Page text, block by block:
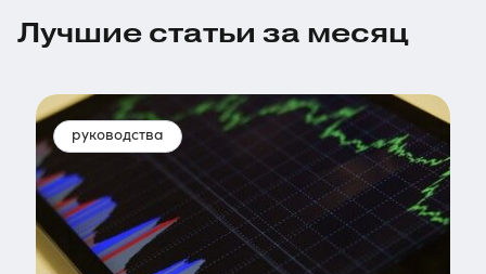
Лучшие статьи за месяц
руководства